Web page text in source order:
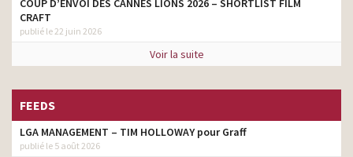
COUP D’ENVOI DES CANNES LIONS 2026 – SHORTLIST FILM
CRAFT
publié le 22 juin 2026
Voir la suite
FEEDS
LGA MANAGEMENT – TIM HOLLOWAY pour Graff
publié le 5 août 2026